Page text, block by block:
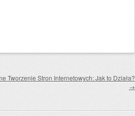
Tworzenie Stron Internetowych: Jak to Działa?
→